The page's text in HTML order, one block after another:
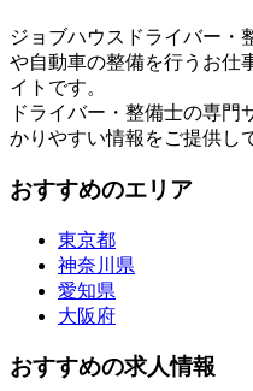
ジョブハウスドライバー・
や自動車の整備を行うお仕
イトです。
ドライバー・整備士の専門
かりやすい情報をご提供し
おすすめのエリア
東京都
神奈川県
愛知県
大阪府
おすすめの求人情報